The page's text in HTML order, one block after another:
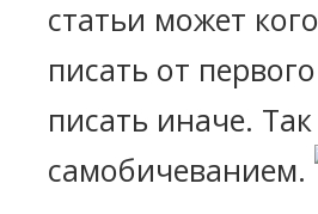
статьи может
писать от
писать иначе.
самобичеванием.